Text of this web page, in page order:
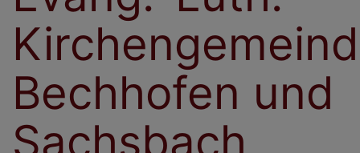
Bechhofen und
Sachsbach